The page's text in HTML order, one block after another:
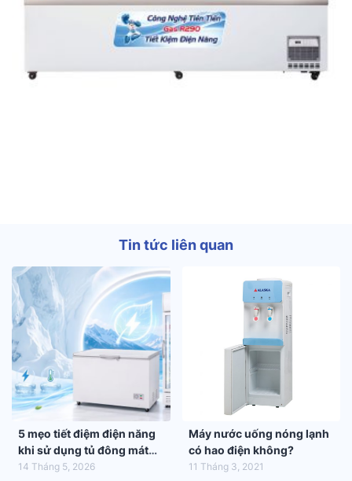
Tin tức liên quan
5 mẹo tiết điệm điện năng
khi sử dụng tủ đông mát
trong mùa hè 2026
14 Tháng 5, 2026
Máy nước uống nóng lạnh
có hao điện không?
11 Tháng 3, 2021